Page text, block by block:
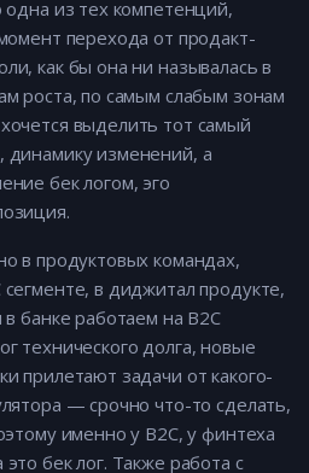
из тех компетенций,
перехода от продакт-
как бы она ни называлась в
роста, по самым слабым зонам
выделить тот самый
динамику изменений, а
бек логом, эго
в продуктовых командах,
в диджитал продукте,
банке работаем на B2C
технического долга, новые
прилетают задачи от какого-
— срочно что-то сделать,
именно у B2C, у финтеха
бек лог. Также работа с